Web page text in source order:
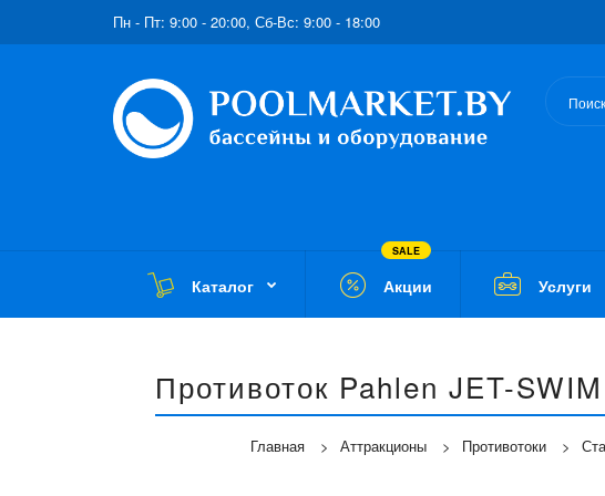
Пн - Пт: 9:00 - 20:00, Сб-Вс: 9:00 - 18:00
Каталог Акции
SALE
Услуги
Противоток Pahlen JET-
Главная Аттракционы Противотоки